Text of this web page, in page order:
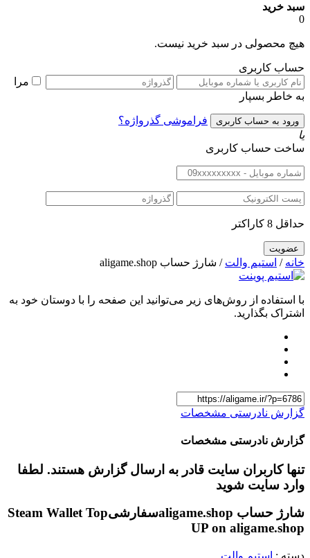
سبد خرید
0
هیچ محصولی در سبد خرید نیست.
حساب کاربری
مرا
به خاطر بسپار
فراموشی گذرواژه؟
یا
ساخت حساب کاربری
حداقل 8 کاراکتر
خانه / استیم والت / شارژ حساب aligame.shop
با استفاده از روش‌های زیر می‌توانید این صفحه را با دوستان خود به
اشتراک بگذارید.
گزارش نادرستی مشخصات
گزارش نادرستی مشخصات
تنها کاربران سایت قادر به ارسال گزارش هستند. لطفا
وارد سایت شوید
شارژ حساب aligame.shop
سفارشیSteam Wallet Top
UP on aligame.shop
دسته : استیم والت